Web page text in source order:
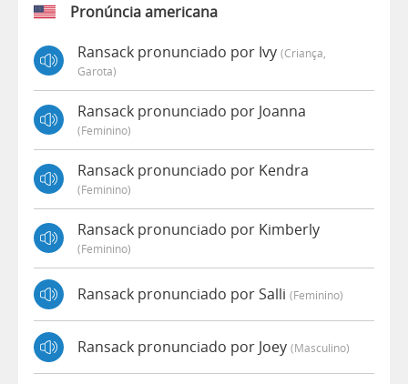
Pronúncia americana
Ransack pronunciado por Ivy (criança,
Garota)
Ransack pronunciado por Joanna
(feminino)
Ransack pronunciado por Kendra
(feminino)
Ransack pronunciado por Kimberly
(feminino)
Ransack pronunciado por Salli (feminino)
Ransack pronunciado por Joey (masculino)